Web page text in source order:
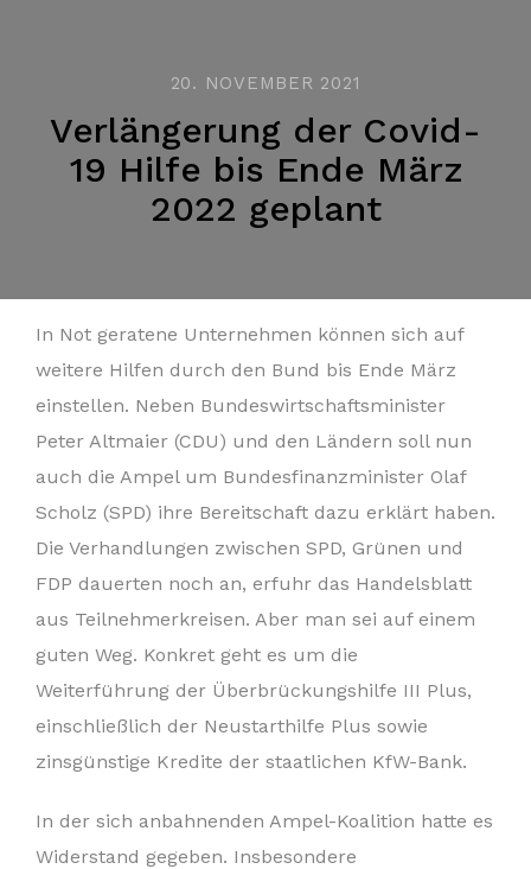
20. NOVEMBER 2021
Verlängerung der Covid-
19 Hilfe bis Ende März
2022 geplant
In Not geratene Unternehmen können sich auf
weitere Hilfen durch den Bund bis Ende März
einstellen. Neben Bundeswirtschaftsminister
Peter Altmaier (CDU) und den Ländern soll nun
auch die Ampel um Bundesfinanzminister Olaf
Scholz (SPD) ihre Bereitschaft dazu erklärt haben.
Die Verhandlungen zwischen SPD, Grünen und
FDP dauerten noch an, erfuhr das Handelsblatt
aus Teilnehmerkreisen. Aber man sei auf einem
guten Weg. Konkret geht es um die
Weiterführung der Überbrückungshilfe III Plus,
einschließlich der Neustarthilfe Plus sowie
zinsgünstige Kredite der staatlichen KfW-Bank.
In der sich anbahnenden Ampel-Koalition hatte es
Widerstand gegeben. Insbesondere